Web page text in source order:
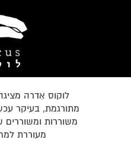
לוקוס אִדרה
מתורגמת, בעיקר
משוררות ומשוררים
מעוררת